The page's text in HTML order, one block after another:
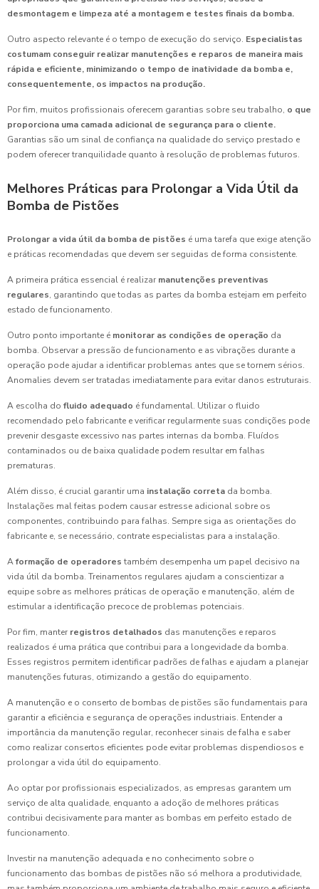
desmontagem e limpeza até a montagem e testes finais da bomba.
Outro aspecto relevante é o tempo de execução do serviço. Especialistas
costumam conseguir realizar manutenções e reparos de maneira mais
rápida e eficiente, minimizando o tempo de inatividade da bomba e,
consequentemente, os impactos na produção.
Por fim, muitos profissionais oferecem garantias sobre seu trabalho, o que
proporciona uma camada adicional de segurança para o cliente.
Garantias são um sinal de confiança na qualidade do serviço prestado e
podem oferecer tranquilidade quanto à resolução de problemas futuros.
Melhores Práticas para Prolongar a Vida Útil da
Bomba de Pistões
Prolongar a vida útil da bomba de pistões é uma tarefa que exige atenção
e práticas recomendadas que devem ser seguidas de forma consistente.
A primeira prática essencial é realizar manutenções preventivas
regulares, garantindo que todas as partes da bomba estejam em perfeito
estado de funcionamento.
Outro ponto importante é monitorar as condições de operação da
bomba. Observar a pressão de funcionamento e as vibrações durante a
operação pode ajudar a identificar problemas antes que se tornem sérios.
Anomalies devem ser tratadas imediatamente para evitar danos estruturais.
A escolha do fluido adequado é fundamental. Utilizar o fluido
recomendado pelo fabricante e verificar regularmente suas condições pode
prevenir desgaste excessivo nas partes internas da bomba. Fluídos
contaminados ou de baixa qualidade podem resultar em falhas
prematuras.
Além disso, é crucial garantir uma instalação correta da bomba.
Instalações mal feitas podem causar estresse adicional sobre os
componentes, contribuindo para falhas. Sempre siga as orientações do
fabricante e, se necessário, contrate especialistas para a instalação.
Aformação de operadores também desempenha um papel decisivo na
vida útil da bomba. Treinamentos regulares ajudam a conscientizar a
equipe sobre as melhores práticas de operação e manutenção, além de
estimular a identificação precoce de problemas potenciais.
Por fim, manter registros detalhados das manutenções e reparos
realizados é uma prática que contribui para a longevidade da bomba.
Esses registros permitem identificar padrões de falhas e ajudam a planejar
manutenções futuras, otimizando a gestão do equipamento.
A manutenção e o conserto de bombas de pistões são fundamentais para
garantir a eficiência e segurança de operações industriais. Entender a
importância da manutenção regular, reconhecer sinais de falha e saber
como realizar consertos eficientes pode evitar problemas dispendiosos e
prolongar a vida útil do equipamento.
Ao optar por profissionais especializados, as empresas garantem um
serviço de alta qualidade, enquanto a adoção de melhores práticas
contribui decisivamente para manter as bombas em perfeito estado de
funcionamento.
Investir na manutenção adequada e no conhecimento sobre o
funcionamento das bombas de pistões não só melhora a produtividade,